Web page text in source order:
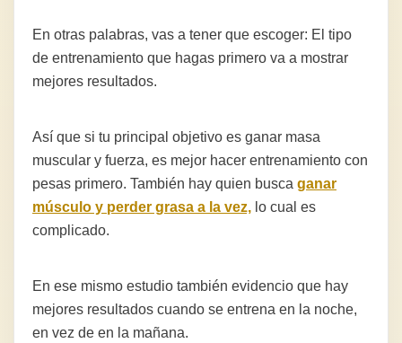
En otras palabras, vas a tener que escoger: El tipo
de entrenamiento que hagas primero va a mostrar
mejores resultados.
Así que si tu principal objetivo es ganar masa
muscular y fuerza, es mejor hacer entrenamiento con
pesas primero. También hay quien busca ganar
músculo y perder grasa a la vez, lo cual es
complicado.
En ese mismo estudio también evidencio que hay
mejores resultados cuando se entrena en la noche,
en vez de en la mañana.